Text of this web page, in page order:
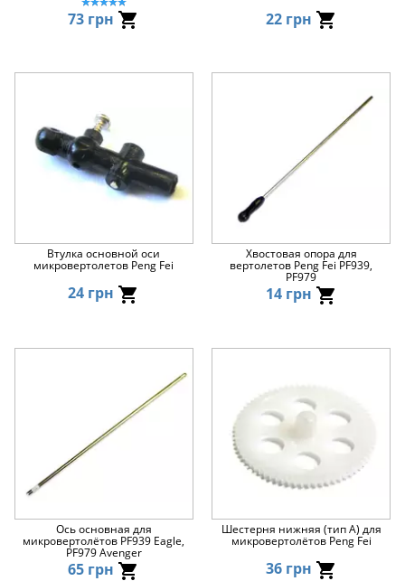
73 грн 22 грн
Втулка основной оси
микровертолетов Peng Fei
24 грн
Хвостовая опора для
вертолетов Peng Fei PF939,
PF979
14 грн
Ось основная для
микровертолётов PF939 Eagle,
PF979 Avenger
65 грн
Шестерня нижняя (тип А) для
микровертолётов Peng Fei
36 грн